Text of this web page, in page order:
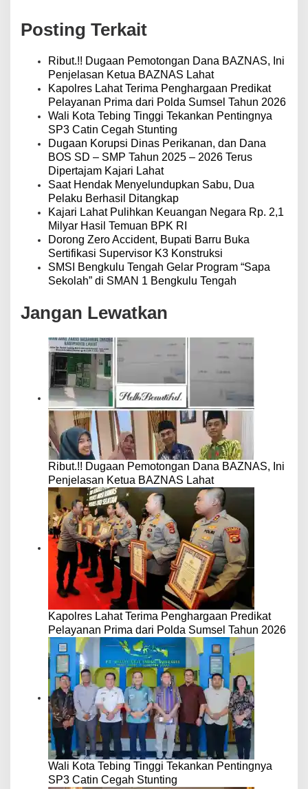
a
s
Posting Terkait
Ribut.!! Dugaan Pemotongan Dana BAZNAS, Ini
Penjelasan Ketua BAZNAS Lahat
Kapolres Lahat Terima Penghargaan Predikat
Pelayanan Prima dari Polda Sumsel Tahun 2026
Wali Kota Tebing Tinggi Tekankan Pentingnya
SP3 Catin Cegah Stunting
Dugaan Korupsi Dinas Perikanan, dan Dana
BOS SD – SMP Tahun 2025 – 2026 Terus
Dipertajam Kajari Lahat
Saat Hendak Menyelundupkan Sabu, Dua
Pelaku Berhasil Ditangkap
Kajari Lahat Pulihkan Keuangan Negara Rp. 2,1
Milyar Hasil Temuan BPK RI
Dorong Zero Accident, Bupati Barru Buka
Sertifikasi Supervisor K3 Konstruksi
SMSI Bengkulu Tengah Gelar Program “Sapa
Sekolah” di SMAN 1 Bengkulu Tengah
Jangan Lewatkan
Ribut.!! Dugaan Pemotongan Dana BAZNAS, Ini
Penjelasan Ketua BAZNAS Lahat
Kapolres Lahat Terima Penghargaan Predikat
Pelayanan Prima dari Polda Sumsel Tahun 2026
Wali Kota Tebing Tinggi Tekankan Pentingnya
SP3 Catin Cegah Stunting